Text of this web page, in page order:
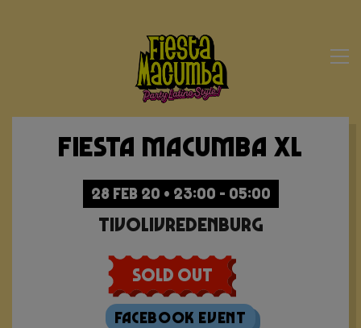
Fiesta Macumba XL
28 FEB 20 • 23:00 - 05:00
TivoliVredenburg
Sold Out
Facebook Event